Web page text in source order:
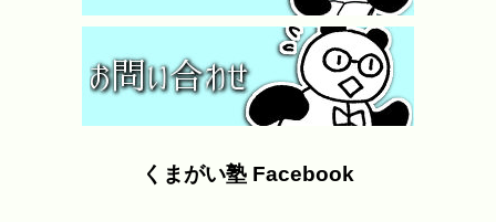
くまがい塾 Facebook